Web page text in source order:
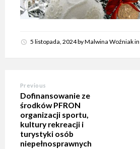
5 listopada, 2024byMalwina Woźniakin
Previous
Dofinansowanie ze
środków PFRON
organizacji sportu,
kultury rekreacji i
turystyki osób
niepełnosprawnych